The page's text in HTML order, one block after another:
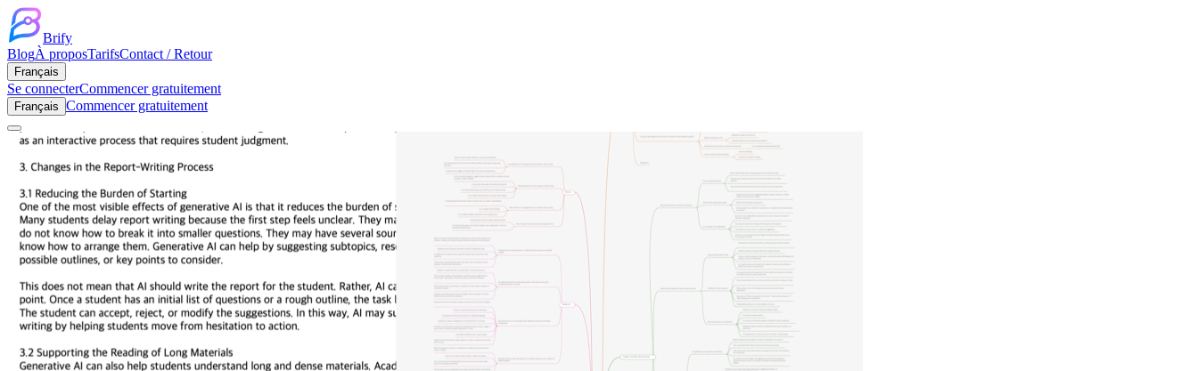
Brify
BlogÀ proposTarifsContact / Retour
Français
Se connecterCommencer gratuitement
Français Commencer gratuitement